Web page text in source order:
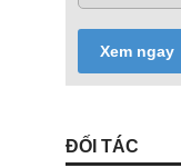
Xem ngay
ĐỐI TÁC